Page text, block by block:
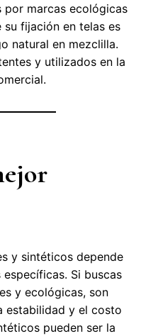
por marcas ecológicas
su fijación en telas es
natural en mezclilla.
y utilizados en la
y sintéticos depende
Si buscas
y ecológicas, son
estabilidad y el costo
pueden ser la